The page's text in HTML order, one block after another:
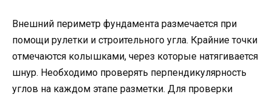
Внешний периметр фундамента размечается при
помощи рулетки и строительного угла. Крайние точки
отмечаются колышками, через которые натягивается
шнур. Необходимо проверять перпендикулярность
углов на каждом этапе разметки. Для проверки